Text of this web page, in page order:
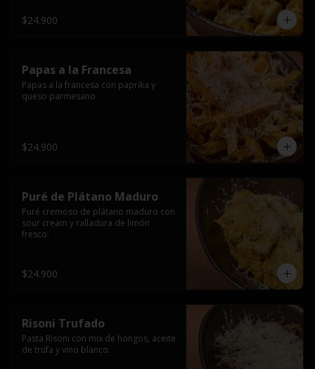
$24.900
Papas a la Francesa
Papas a la francesa con paprika y
queso parmesano
$24.900
Puré de Plátano Maduro
Puré cremoso de plátano maduro con
sour cream y ralladura de limón
fresco.
$24.900
Risoni Trufado
Pasta Risoni con mix de hongos, aceite
de trufa y vino blanco.